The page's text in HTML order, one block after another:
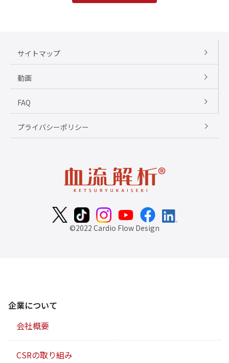
サイトマップ
動画
FAQ
プライバシーポリシー
©2022 Cardio Flow Design
企業について
会社概要
CSRの取り組み